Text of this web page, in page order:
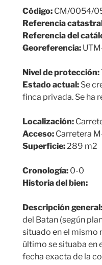
Código: CM/0054/
Referencia
Referencia del
Georeferencia:
Nivel de protección:
Estado actual: Se
finca privada. Se ha
Localización:
Acceso: Carretera
Superficie:289 m2
Cronología: 0-0
Historia del bien:
Descripción general:
del Batan (según
situado en el mismo
último se situaba en
fecha exacta de la